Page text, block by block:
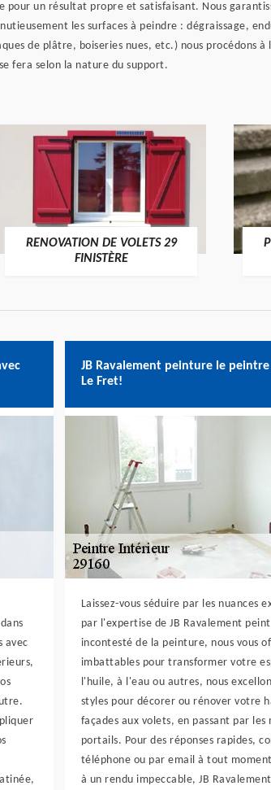
un résultat propre et satisfaisant. Nous
les surfaces à peindre : dégraissage,
de plâtre, boiseries nues, etc.) nous procédons
fera selon la nature du support.
RENOVATION DE VOLETS 29
FINISTÈRE
avec
JB Ravalement peinture le
Le Fret!
Laissez-vous séduire par les nuances
par l'expertise de JB Ravalement
incontesté de la peinture, nous vous
imbattables pour transformer votre
l'huile, à l'eau ou autres, nous
styles pour décorer ou rénover votre
façades aux volets, en passant par les
portails. Pour des réponses rapides,
téléphone ou par email à tout
à un rendu impeccable, JB